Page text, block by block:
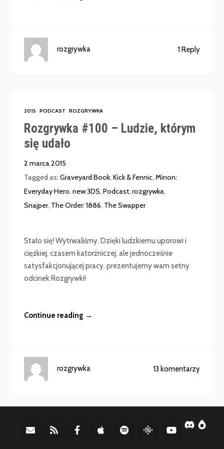
1 Reply
rozgrywka
2015 PODCAST ROZGRYWKA
Rozgrywka #100 – Ludzie, którym
się udało
2 marca 2015
Tagged as:Graveyard Book,Kick & Fennic,Minon:
Everyday Hero,new 3DS,Podcast,rozgrywka,
Snajper, The Order: 1886, The Swapper
Stało się! Wytrwaliśmy. Dzięki ludzkiemu uporowi i
ciężkiej, czasem katorżniczej, ale jednocześnie
satysfakcjonującej pracy, prezentujemy wam setny
odcinek Rozgrywki!
Continue reading →
13 komentarzy
rozgrywka